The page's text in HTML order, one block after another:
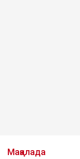
Мақалада